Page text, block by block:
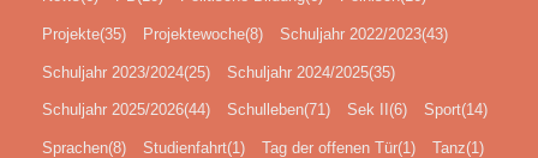
Projekte(35) Projektewoche(8) Schuljahr 2022/2023(43)
Schuljahr 2023/2024(25) Schuljahr 2024/2025(35)
Schuljahr 2025/2026(44) Schulleben(71) Sek II (6) Sport(14)
Sprachen(8) Studienfahrt(1) Tag der offenen Tür(1) Tanz(1)